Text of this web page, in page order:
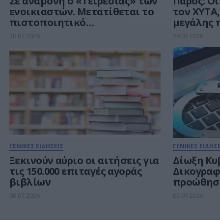
ενοικιαστών. Μετατίθεται το
πιστοποιητικό
φερεγγυότητας
30.07.2026
τον
μεγάλης
29.07.2026
ΓΕΝΙΚΕΣ ΕΙΔΗΣΕΙΣ
Ξεκινούν αύριο οι αιτήσεις για
τις 150.000 επιταγές αγοράς
βιβλίων
08.07.2026
ΓΕΝΙΚΕΣ
Δίωξη
03.07.2026